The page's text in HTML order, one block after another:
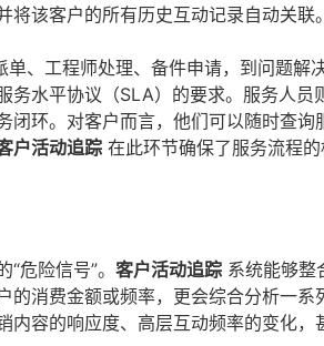
该客户的所有历史互动记录自动关联。
、工程师处理、备件申请，到问题解
水平协议（SLA）的要求。服务人员
环。对客户而言，他们可以随时查询
户活动追踪 在此环节确保了服务流程的
危险信号”。 客户活动追踪 系统能够整
消费金额或频率，更会综合分析一系
容的响应度、高层互动频率的变化，